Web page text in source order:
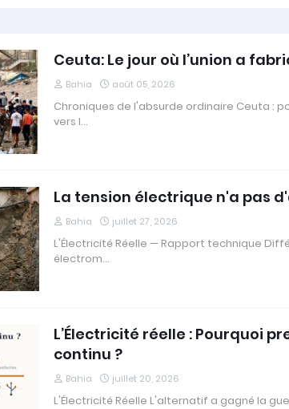
Ceuta: Le jour où l’union a
Bahia août 05, 2026
Chroniques de l'absurde ordinaire Ceuta :
vers l…
La tension électrique n'a pas
Bahia juillet 27, 2026
L'Électricité Réelle — Rapport technique
électrom…
L’Électricité réelle : Pourquoi
continu ?
Bahia juillet 20, 2026
L'Électricité Réelle L'alternatif a gagné la